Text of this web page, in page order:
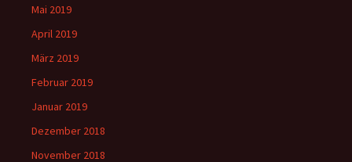
Mai 2019
April 2019
März 2019
Februar 2019
Januar 2019
Dezember 2018
November 2018